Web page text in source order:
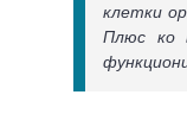
клетки
Плюс ко